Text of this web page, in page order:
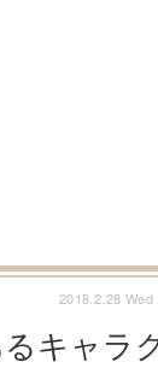
キャラ
2018.2.28